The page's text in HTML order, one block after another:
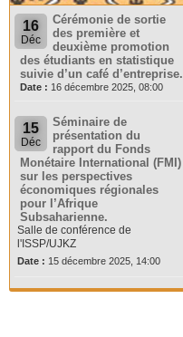
16
Déc
Cérémonie de sortie
des première et
deuxième promotion
des étudiants en statistique
suivie d’un café d’entreprise.
Date : 16 décembre 2025, 08:00
15
Déc
Séminaire de
présentation du
rapport du Fonds
Monétaire International (FMI)
sur les perspectives
économiques régionales
pour l’Afrique
Subsaharienne.
Salle de conférence de
l'ISSP/UJKZ
Date : 15 décembre 2025, 14:00